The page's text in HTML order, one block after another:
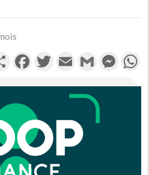
PartagerFacebookTwitterEmail Gmail